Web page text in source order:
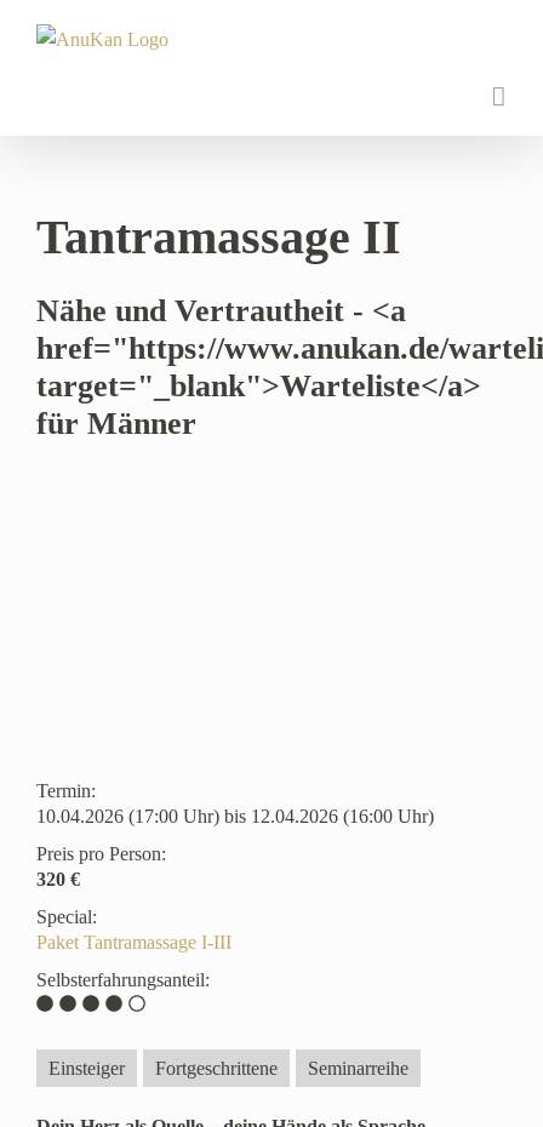
Inhalt
Tantramassage II
Nähe und Vertrautheit - <a
href="https://www.anukan.de/
target="_blank">Warteliste</a>
für Männer
Termin:
10.04.2026 (17:00 Uhr) bis 12.04.2026 (16:00 Uhr)
Preis pro Person:
320 €
Special:
Paket Tantramassage I-III
Selbsterfahrungsanteil:
Einsteiger Fortgeschrittene Seminarreihe